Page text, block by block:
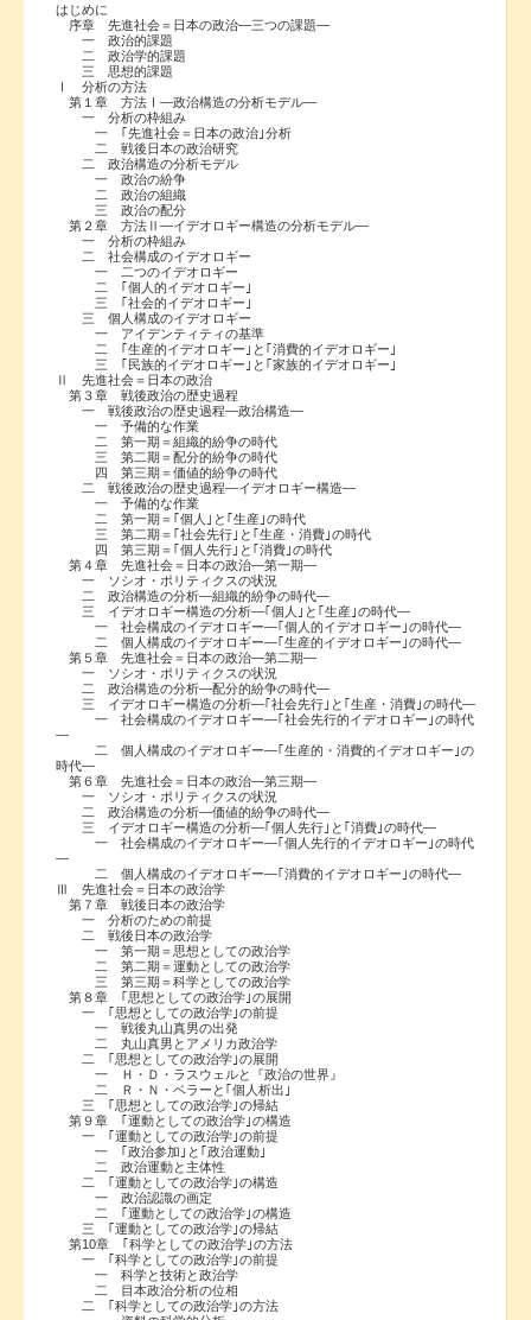
はじめに
序章 先進社会＝日本の政治―三つの課題―
一 政治的課題
二 政治学的課題
三 思想的課題
Ⅰ 分析の方法
第１章 方法Ⅰ―政治構造の分析モデル―
一 分析の枠組み
一 ｢先進社会＝日本の政治｣分析
二 戦後日本の政治研究
二 政治構造の分析モデル
一 政治の紛争
二 政治の組織
三 政治の配分
第２章 方法Ⅱ―イデオロギー構造の分析モデル―
一 分析の枠組み
二 社会構成のイデオロギー
一 二つのイデオロギー
二 ｢個人的イデオロギー｣
三 ｢社会的イデオロギー｣
三 個人構成のイデオロギー
一 アイデンティティの基準
二 ｢生産的イデオロギー｣と｢消費的イデオロギー｣
三 ｢民族的イデオロギー｣と｢家族的イデオロギー｣
Ⅱ 先進社会＝日本の政治
第３章 戦後政治の歴史過程
一 戦後政治の歴史過程―政治構造―
一 予備的な作業
二 第一期＝組織的紛争の時代
三 第二期＝配分的紛争の時代
四 第三期＝価値的紛争の時代
二 戦後政治の歴史過程―イデオロギー構造―
一 予備的な作業
二 第一期＝｢個人｣と｢生産｣の時代
三 第二期＝｢社会先行｣と｢生産・消費｣の時代
四 第三期＝｢個人先行｣と｢消費｣の時代
第４章 先進社会＝日本の政治―第一期―
一 ソシオ・ポリティクスの状況
二 政治構造の分析―組織的紛争の時代―
三 イデオロギー構造の分析―｢個人｣と｢生産｣の時代―
一 社会構成のイデオロギー―｢個人的イデオロギー｣の時代―
二 個人構成のイデオロギー―｢生産的イデオロギー｣の時代―
第５章 先進社会＝日本の政治―第二期―
一 ソシオ・ポリティクスの状況
二 政治構造の分析―配分的紛争の時代―
三 イデオロギー構造の分析―｢社会先行｣と｢生産・消費｣の時代―
一 社会構成のイデオロギー―｢社会先行的イデオロギー｣の時代
―
二 個人構成のイデオロギー―｢生産的・消費的イデオロギー｣の
時代―
第６章 先進社会＝日本の政治―第三期―
一 ソシオ・ポリティクスの状況
二 政治構造の分析―価値的紛争の時代―
三 イデオロギー構造の分析―｢個人先行｣と｢消費｣の時代―
一 社会構成のイデオロギー―｢個人先行的イデオロギー｣の時代
―
二 個人構成のイデオロギー―｢消費的イデオロギー｣の時代―
Ⅲ 先進社会＝日本の政治学
第７章 戦後日本の政治学
一 分析のための前提
二 戦後日本の政治学
一 第一期＝思想としての政治学
二 第二期＝運動としての政治学
三 第三期＝科学としての政治学
第８章 ｢思想としての政治学｣の展開
一 ｢思想としての政治学｣の前提
一 戦後丸山真男の出発
二 丸山真男とアメリカ政治学
二 ｢思想としての政治学｣の展開
一 Ｈ・Ｄ・ラスウェルと『政治の世界』
二 Ｒ・Ｎ・ベラーと｢個人析出｣
三 ｢思想としての政治学｣の帰結
第９章 ｢運動としての政治学｣の構造
一 ｢運動としての政治学｣の前提
一 ｢政治参加｣と｢政治運動｣
二 政治運動と主体性
二 ｢運動としての政治学｣の構造
一 政治認識の画定
二 ｢運動としての政治学｣の構造
三 ｢運動としての政治学｣の帰結
第10章 ｢科学としての政治学｣の方法
一 ｢科学としての政治学｣の前提
一 科学と技術と政治学
二 目本政治分析の位相
二 ｢科学としての政治学｣の方法